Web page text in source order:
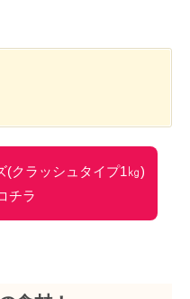
(クラッシュタイプ1㎏)
チラ